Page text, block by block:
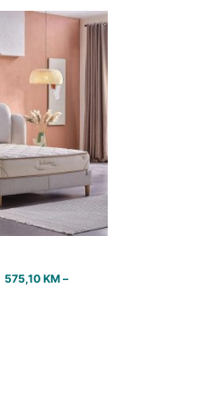
575,10KM –